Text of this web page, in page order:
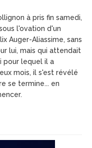
à pris fin samedi,
l'ovation d'un
Auger-Aliassime, sans
lui, mais qui attendait
pour lequel il a
mois, il s'est révélé
se termine... en